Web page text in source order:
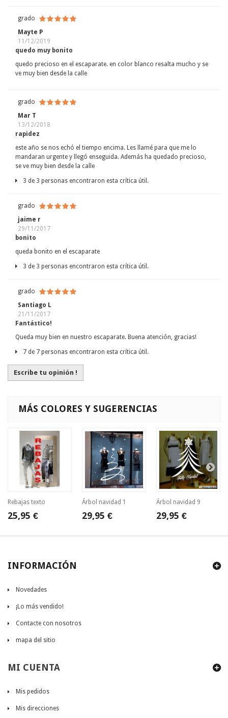
grado
Mayte P
11/12/2019
quedo muy bonito
quedo precioso en el escaparate. en color blanco resalta mucho y se
ve muy bien desde la calle
grado
Mar T
13/12/2018
rapidez
este año se nos echó el tiempo encima. Les llamé para que me lo
mandaran urgente y llegó enseguida. Además ha quedado precioso,
se ve muy bien desde la calle
3 de 3 personas encontraron esta crítica útil.
grado
jaime r
29/11/2017
bonito
queda bonito en el escaparate
3 de 3 personas encontraron esta crítica útil.
grado
Santiago L
21/11/2017
Fantástico!
Queda muy bien en nuestro escaparate. Buena atención, gracias!
7 de 7 personas encontraron esta crítica útil.
Escribe tu opinión !
MÁS COLORES Y SUGERENCIAS
Rebajas texto
25,95 €
Árbol navidad 1
29,95 €
Árbol navidad 9
29,95 €
INFORMACIÓN
Novedades
¡Lo más vendido!
Contacte con nosotros
mapa del sitio
MI CUENTA
Mis pedidos
Mis direcciones